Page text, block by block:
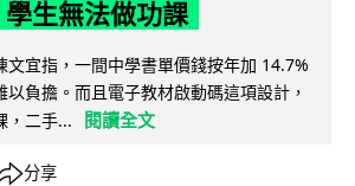
生無法做功課
文宜指，一間中學書單價錢按年加 14.7%
負擔。而且電子教材啟動碼這項設計，
，二手...
閱讀全文
分享